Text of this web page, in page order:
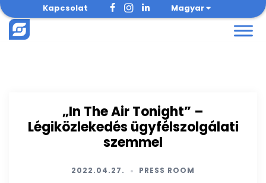
Skip
to
content
Kapcsolat Magyar
„In The Air Tonight” –
Légiközlekedés ügyfélszolgálati
szemmel
2022.04.27. PRESS ROOM